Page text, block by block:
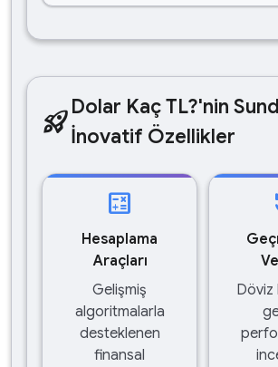
rocket_launchDolar Kaç TL?'nin
İnovatif Özellikler
calculate
Hesaplama
Araçları
Gelişmiş
algoritmalarla
desteklenen
finansal
Döviz